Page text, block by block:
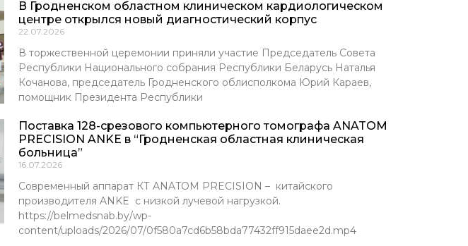
В Гродненском областном клиническом кардиологическом
центре открылся новый диагностический корпус
22.07.2026
В торжественной церемонии приняли участие Председатель Совета
Республики Национального собрания Республики Беларусь Наталья
Кочанова, председатель Гродненского облисполкома Юрий Караев,
помощник Президента Республики
Поставка 128-срезового компьютерного томографа ANATOM
PRECISION ANKE в “Гродненская областная клиническая
больница”
16.07.2026
Современный аппарат КТ ANATOM PRECISION – китайского
производителя ANKE с низкой лучевой нагрузкой.
https://belmedsnab.by/wp-
content/uploads/2026/07/0f580a7cd6b58bda77432ff915daee2d.mp4